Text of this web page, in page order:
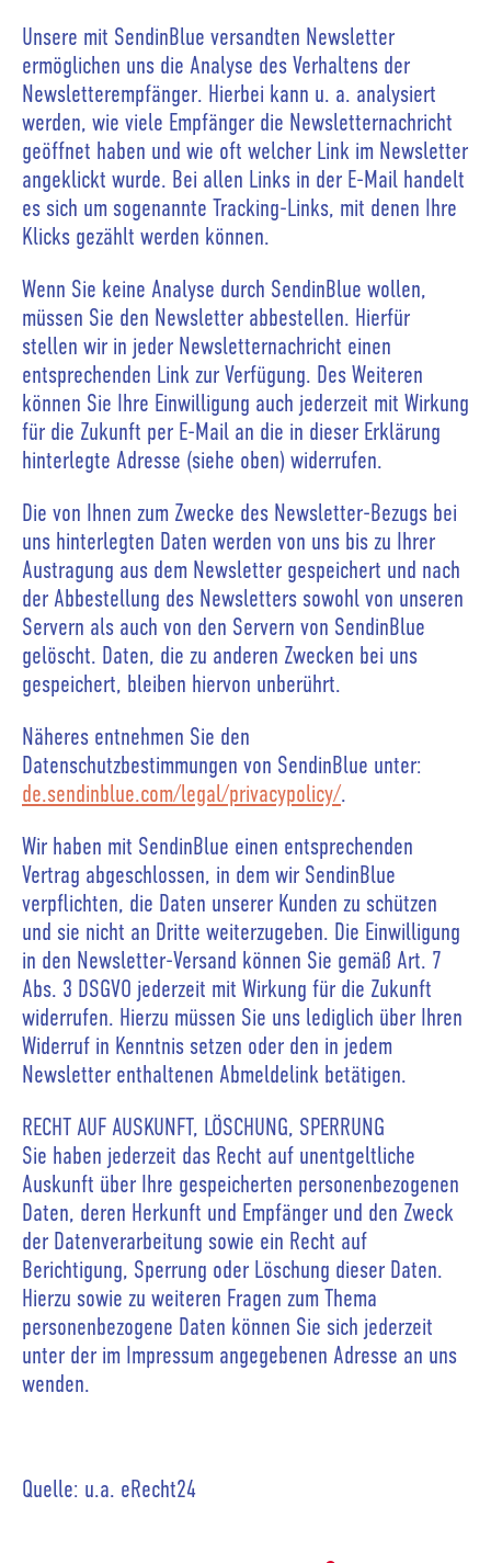
Unsere mit SendinBlue versandten Newsletter
ermöglichen uns die Analyse des Verhaltens der
Newsletterempfänger. Hierbei kann u. a. analysiert
werden, wie viele Empfänger die Newsletternachricht
geöffnet haben und wie oft welcher Link im Newsletter
angeklickt wurde. Bei allen Links in der E-Mail handelt
es sich um sogenannte Tracking-Links, mit denen Ihre
Klicks gezählt werden können.
Wenn Sie keine Analyse durch SendinBlue wollen,
müssen Sie den Newsletter abbestellen. Hierfür
stellen wir in jeder Newsletternachricht einen
entsprechenden Link zur Verfügung. Des Weiteren
können Sie Ihre Einwilligung auch jederzeit mit Wirkung
für die Zukunft per E-Mail an die in dieser Erklärung
hinterlegte Adresse (siehe oben) widerrufen.
Die von Ihnen zum Zwecke des Newsletter-Bezugs bei
uns hinterlegten Daten werden von uns bis zu Ihrer
Austragung aus dem Newsletter gespeichert und nach
der Abbestellung des Newsletters sowohl von unseren
Servern als auch von den Servern von SendinBlue
gelöscht. Daten, die zu anderen Zwecken bei uns
gespeichert, bleiben hiervon unberührt.
Näheres entnehmen Sie den
Datenschutzbestimmungen von SendinBlue unter:
de.sendinblue.com/legal/privacypolicy/.
Wir haben mit SendinBlue einen entsprechenden
Vertrag abgeschlossen, in dem wir SendinBlue
verpflichten, die Daten unserer Kunden zu schützen
und sie nicht an Dritte weiterzugeben. Die Einwilligung
in den Newsletter-Versand können Sie gemäß Art. 7
Abs. 3 DSGVO jederzeit mit Wirkung für die Zukunft
widerrufen. Hierzu müssen Sie uns lediglich über Ihren
Widerruf in Kenntnis setzen oder den in jedem
Newsletter enthaltenen Abmeldelink betätigen.
RECHT AUF AUSKUNFT, LÖSCHUNG, SPERRUNG
Sie haben jederzeit das Recht auf unentgeltliche
Auskunft über Ihre gespeicherten personenbezogenen
Daten, deren Herkunft und Empfänger und den Zweck
der Datenverarbeitung sowie ein Recht auf
Berichtigung, Sperrung oder Löschung dieser Daten.
Hierzu sowie zu weiteren Fragen zum Thema
personenbezogene Daten können Sie sich jederzeit
unter der im Impressum angegebenen Adresse an uns
wenden.
Quelle: u.a. eRecht24